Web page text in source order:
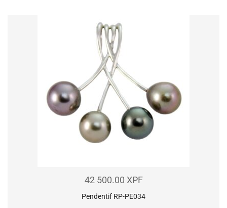
Pendentif RP-PE034
42 500.00 XPF